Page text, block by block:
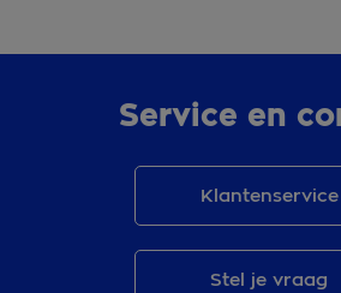
Service en
Klantenservice
Stel je vraag